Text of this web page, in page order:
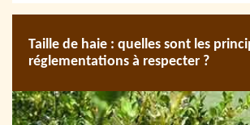
Taille de haie : quelles sont les
réglementations à respecter ?